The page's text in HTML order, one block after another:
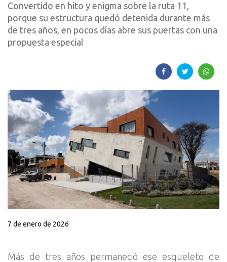
Convertido en hito y enigma sobre la ruta 11,
porque su estructura quedó detenida durante más
de tres años, en pocos días abre sus puertas con una
propuesta especial
7 de enero de 2026
Más de tres años permaneció ese esqueleto de